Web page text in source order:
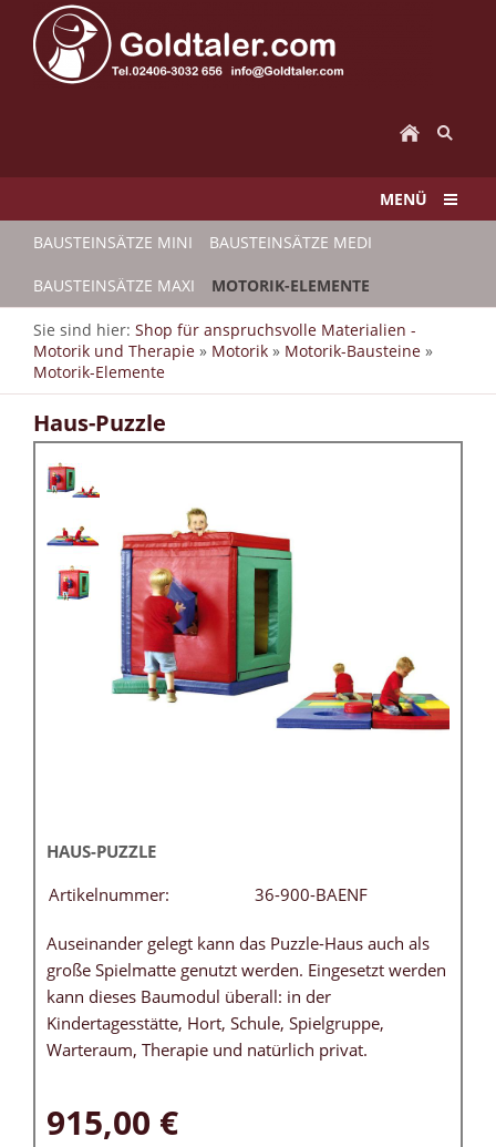
MENÜ
BAUSTEINSÄTZE MINI BAUSTEINSÄTZE MEDI
BAUSTEINSÄTZE MAXI MOTORIK-ELEMENTE
Sie sind hier: Shop für anspruchsvolle Materialien -
Motorik und Therapie » Motorik » Motorik-Bausteine »
Motorik-Elemente
Haus-Puzzle
HAUS-PUZZLE
Artikelnummer:
36-900-BAENF
Auseinander gelegt kann das Puzzle-Haus auch als
große Spielmatte genutzt werden. Eingesetzt werden
kann dieses Baumodul überall: in der
Kindertagesstätte, Hort, Schule, Spielgruppe,
Warteraum, Therapie und natürlich privat.
915,00 €